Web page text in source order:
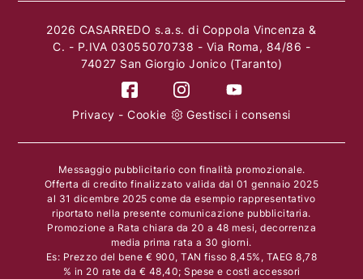
2026 CASARREDO s.a.s. di Coppola Vincenza &
C. - P.IVA 03055070738 - Via Roma, 84/86 -
74027 San Giorgio Jonico (Taranto)
Privacy -Cookie Gestisci i consensi
Messaggio pubblicitario con finalità promozionale.
Offerta di credito finalizzato valida dal 01 gennaio 2025
al 31 dicembre 2025 come da esempio rappresentativo
riportato nella presente comunicazione pubblicitaria.
Promozione a Rata chiara da 20 a 48 mesi, decorrenza
media prima rata a 30 giorni.
Es: Prezzo del bene € 900, TAN fisso 8,45%, TAEG 8,78
% in 20 rate da € 48,40; Spese e costi accessori